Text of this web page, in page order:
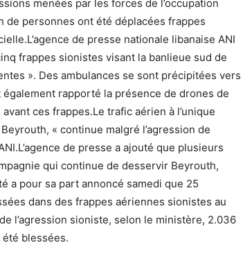
menées par les forces de l’occupation
de personnes ont été déplacées frappes
de presse nationale libanaise ANI
frappes sionistes visant la banlieue sud de
». Des ambulances se sont précipitées vers
également rapporté la présence de drones de
ces frappes.Le trafic aérien à l’unique
« continue malgré l’agression de
de presse a ajouté que plusieurs
qui continue de desservir Beyrouth,
a pour sa part annoncé samedi que 25
dans des frappes aériennes sionistes au
l’agression sioniste, selon le ministère, 2.036
blessées.